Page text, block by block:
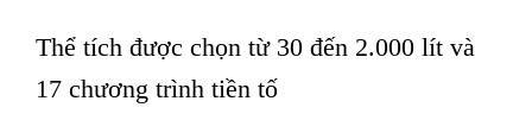
Thể tích được chọn từ 30 đến 2.000 lít và
17 chương trình tiền tố